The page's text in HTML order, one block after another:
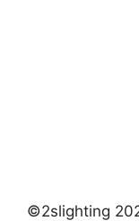
©2slighting